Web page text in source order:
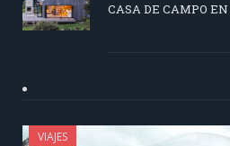
CASA DE CAMPO
VIAJES